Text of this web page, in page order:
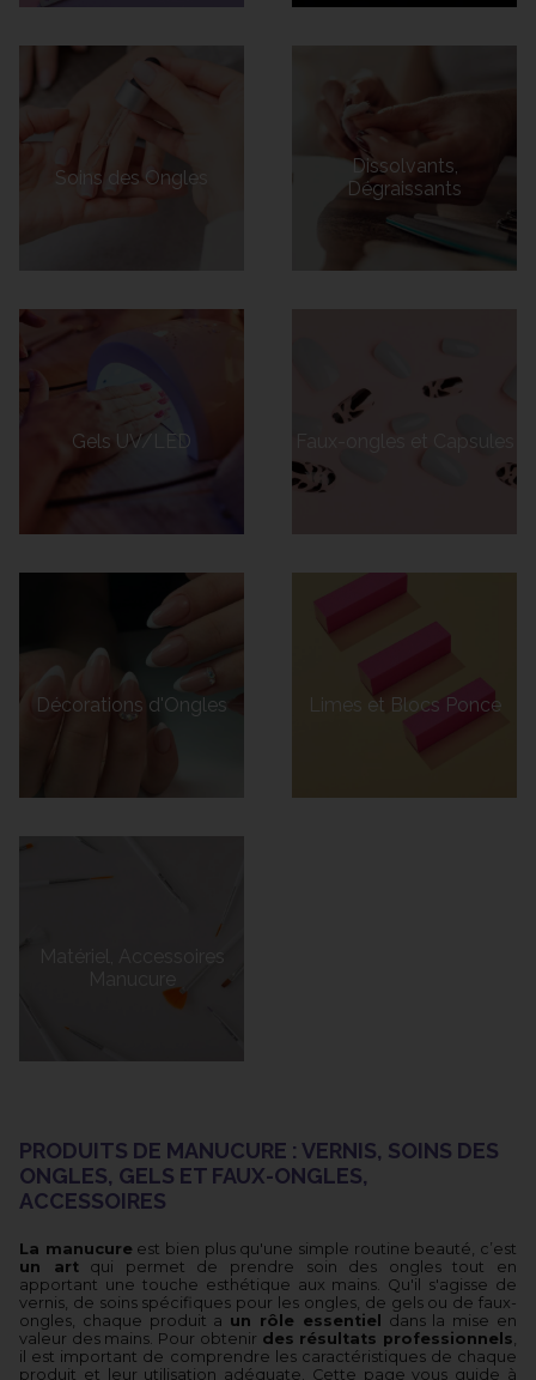
Soins des Ongles
Dissolvants,
Dégraissants
Gels UV/LED Faux-ongles et Capsules
Décorations d'Ongles Limes et Blocs Ponce
Matériel, Accessoires
PRODUITS DE MANUCURE : VERNIS, SOINS DES
ONGLES, GELS ET FAUX-ONGLES,
ACCESSOIRES
La manucure est bien plus qu'une simple routine beauté, c’est
un artqui permet de prendre soin des ongles tout en
apportant une touche esthétique aux mains. Qu'il s'agisse de
vernis, de soins spécifiques pour les ongles, de gels ou de faux-
ongles, chaque produit a un rôle essentiel
dans la mise en
valeur des mains. Pour obtenir des résultats professionnels,
il est important de comprendre les caractéristiques de chaque
produit et leur utilisation adéquate. Cette page vous guide à